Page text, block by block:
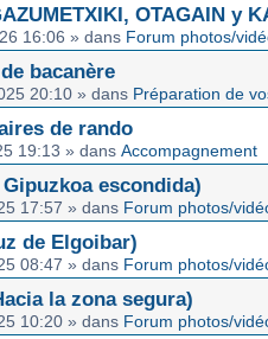
OTAGAIN y
16:06 » dans Forum photos/
bacanère
20:10 » dans Préparation de
de rando
19:13 » dans Accompagnement
escondida)
17:57 » dans Forum photos/
de Elgoibar)
08:47 » dans Forum photos/
la zona segura)
10:20 » dans Forum photos/